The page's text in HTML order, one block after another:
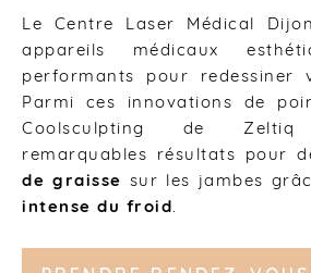
Le Centre Laser Médical
appareils médicaux
performants pour redessiner
Parmi ces innovations de
Coolsculpting de
remarquables résultats pour
de graisse sur les jambes
intense du froid.